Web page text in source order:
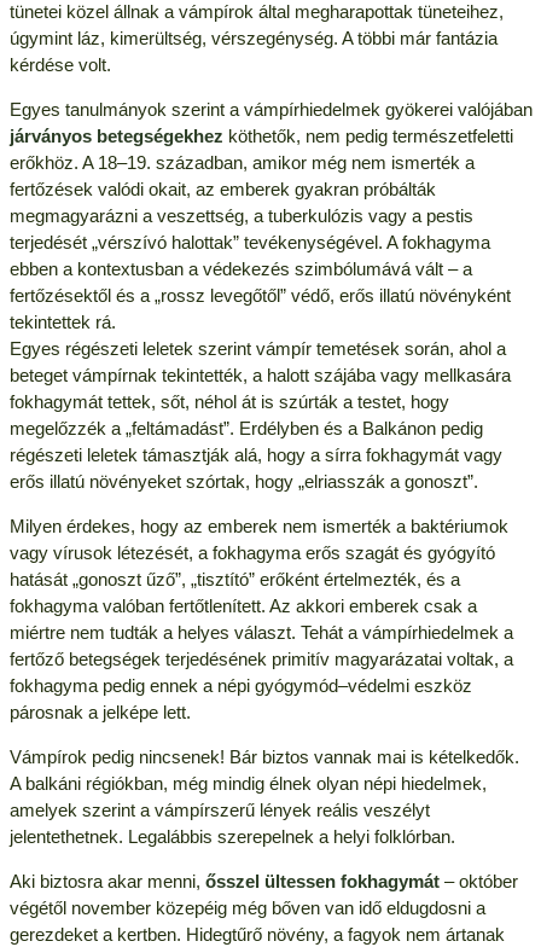
tünetei közel állnak a vámpírok által megharapottak tüneteihez,
úgymint láz, kimerültség, vérszegénység. A többi már fantázia
kérdése volt.
Egyes tanulmányok szerint a vámpírhiedelmek gyökerei valójában
járványos betegségekhez köthetők, nem pedig természetfeletti
erőkhöz. A 18–19. században, amikor még nem ismerték a
fertőzések valódi okait, az emberek gyakran próbálták
megmagyarázni a veszettség, a tuberkulózis vagy a pestis
terjedését „vérszívó halottak” tevékenységével. A fokhagyma
ebben a kontextusban a védekezés szimbólumává vált – a
fertőzésektől és a „rossz levegőtől” védő, erős illatú növényként
tekintettek rá.
Egyes régészeti leletek szerint vámpír temetések során, ahol a
beteget vámpírnak tekintették, a halott szájába vagy mellkasára
fokhagymát tettek, sőt, néhol át is szúrták a testet, hogy
megelőzzék a „feltámadást”. Erdélyben és a Balkánon pedig
régészeti leletek támasztják alá, hogy a sírra fokhagymát vagy
erős illatú növényeket szórtak, hogy „elriasszák a gonoszt”.
Milyen érdekes, hogy az emberek nem ismerték a baktériumok
vagy vírusok létezését, a fokhagyma erős szagát és gyógyító
hatását „gonoszt űző”, „tisztító” erőként értelmezték, és a
fokhagyma valóban fertőtlenített. Az akkori emberek csak a
miértre nem tudták a helyes választ. Tehát a vámpírhiedelmek a
fertőző betegségek terjedésének primitív magyarázatai voltak, a
fokhagyma pedig ennek a népi gyógymód–védelmi eszköz
párosnak a jelképe lett.
Vámpírok pedig nincsenek! Bár biztos vannak mai is kételkedők.
A balkáni régiókban, még mindig élnek olyan népi hiedelmek,
amelyek szerint a vámpírszerű lények reális veszélyt
jelentethetnek. Legalábbis szerepelnek a helyi folklórban.
Aki biztosra akar menni, ősszel ültessen fokhagymát– október
végétől november közepéig még bőven van idő eldugdosni a
gerezdeket a kertben. Hidegtűrő növény, a fagyok nem ártanak